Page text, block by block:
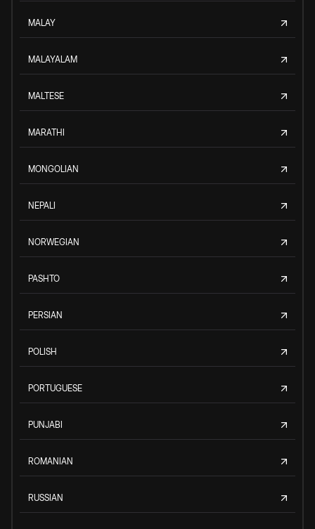
MALAY
MALAYALAM
MALTESE
MARATHI
MONGOLIAN
NEPALI
NORWEGIAN
PASHTO
PERSIAN
POLISH
PORTUGUESE
PUNJABI
ROMANIAN
RUSSIAN